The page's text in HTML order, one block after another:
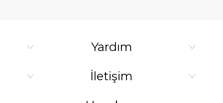
Yardım
İletişim